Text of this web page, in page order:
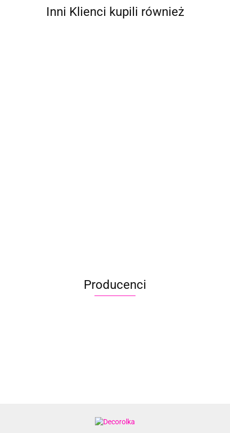
Inni Klienci kupili również
Producenci